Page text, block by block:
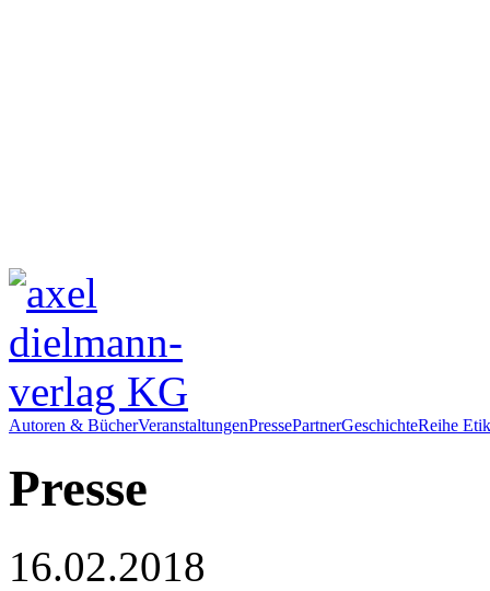
Autoren & BücherVeranstaltungenPressePartnerGeschichteReihe
Presse
16.02.2018